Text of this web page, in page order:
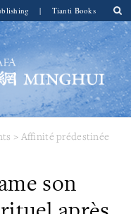
| Tianti Books
> Affinité prédestinée
son